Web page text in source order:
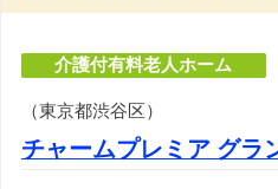
介護付有料老人ホーム
（東京都渋谷区）
チャームプレミア グラ